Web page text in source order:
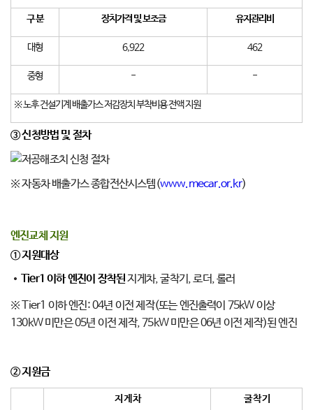
구 분 장치가격 및 보조금 유지관리비
대형 6,922 462
중형 - -
※ 노후 건설기계 배출가스 저감장치 부착비용 전액 지원
③ 신청방법 및 절차
※ 자동차 배출가스 종합전산시스템(www.mecar.or.kr)
엔진교체 지원
①지원대상
Tier1이하 엔진이 장착된지게차, 굴착기, 로더, 롤러
※ Tier1 이하 엔진: 04년 이전 제작(또는 엔진출력이 75kW 이상
130kW 미만은 05년 이전 제작, 75kW 미만은 06년 이전 제작)된 엔진
②지원금
지 게 차 굴 착 기